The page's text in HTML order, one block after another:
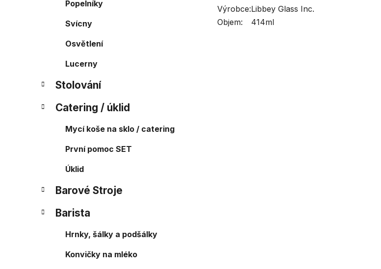
Popelníky
Svícny
Osvětlení
Lucerny
Stolování
Catering / úklid
Mycí koše na sklo / catering
První pomoc SET
Úklid
Barové Stroje
Barista
Hrnky, šálky a podšálky
Konvičky na mléko
Výrobce:Libbey Glass Inc.
Objem:
414ml